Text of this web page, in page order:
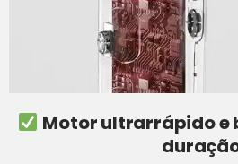
Motor ultrarrápido e